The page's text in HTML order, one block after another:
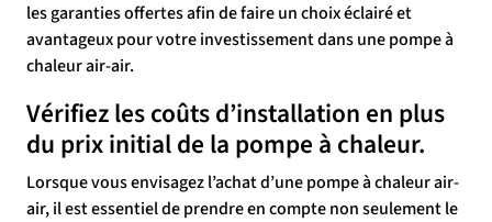
les garanties offertes afin de faire un choix éclairé et
avantageux pour votre investissement dans une pompe à
chaleur air-air.
Vérifiez les coûts d’installation en plus
du prix initial de la pompe à chaleur.
Lorsque vous envisagez l’achat d’une pompe à chaleur air-
air, il est essentiel de prendre en compte non seulement le